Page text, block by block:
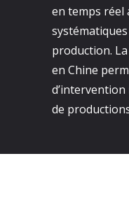
en temps réel
production.
en Chine
de